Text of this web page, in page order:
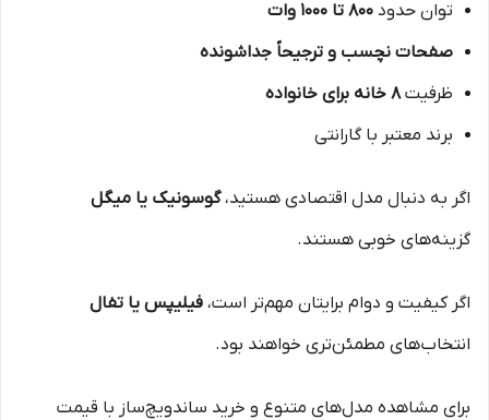
توان حدود ۸۰۰ تا ۱۰۰۰ وات
صفحات نچسب و ترجیحاً جداشونده
ظرفیت۸ خانه برای خانواده
برند معتبر با گارانتی
اگر به دنبال مدل اقتصادی هستید،گوسونیک یا میگل
گزینه‌های خوبی هستند.
اگر کیفیت و دوام برایتان مهم‌تر است، فیلیپس یا تفال
انتخاب‌های مطمئن‌تری خواهند بود.
برای مشاهده مدل‌های متنوع و خرید ساندویچ‌ساز با قیمت